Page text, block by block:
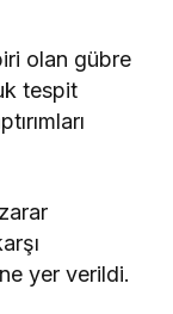
olan gübre
tespit
yer verildi.